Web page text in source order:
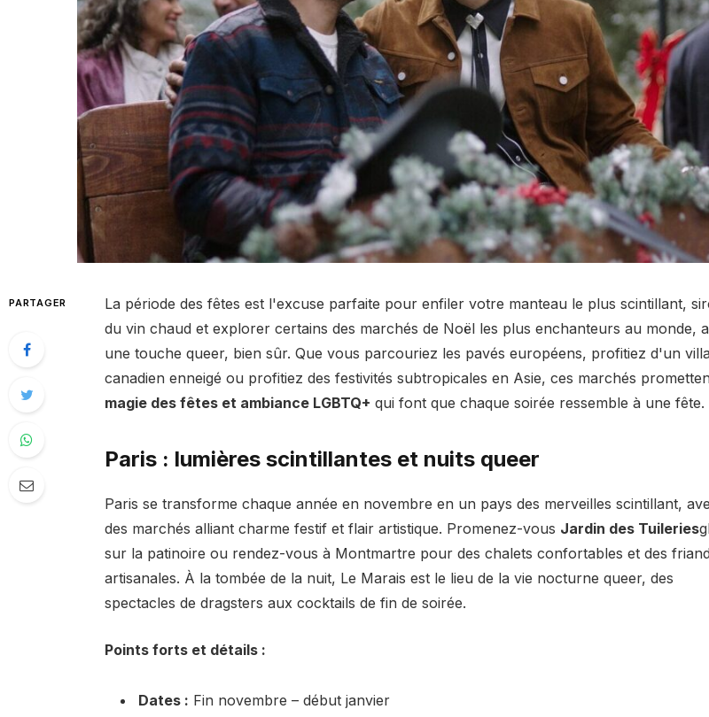
PARTAGER
La période des fêtes est l'excuse parfaite pour enfiler votre manteau le plus scintillant,
du vin chaud et explorer certains des marchés de Noël les plus enchanteurs au monde,
une touche queer, bien sûr. Que vous parcouriez les pavés européens, profitiez d'un
canadien enneigé ou profitiez des festivités subtropicales en Asie, ces marchés
magie des fêtes et ambiance LGBTQ+ qui font que chaque soirée ressemble à une fête.
Paris : lumières scintillantes et nuits queer
Paris se transforme chaque année en novembre en un pays des merveilles scintillant,
des marchés alliant charme festif et flair artistique. Promenez-vous Jardin des Tuileries
sur la patinoire ou rendez-vous à Montmartre pour des chalets confortables et des
artisanales. À la tombée de la nuit, Le Marais est le lieu de la vie nocturne queer, des
spectacles de dragsters aux cocktails de fin de soirée.
Points forts et détails :
Dates : Fin novembre – début janvier